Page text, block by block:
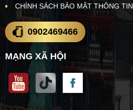
CHÍNH SÁCH BẢO MẬT THÔNG TIN
0902469466
MẠNG XÃ HỘI